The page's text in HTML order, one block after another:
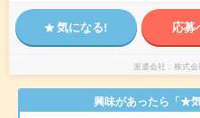
気になる! 応募
派遣会社 株式
興味があったら「★